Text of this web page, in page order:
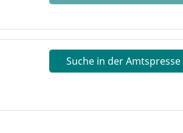
Suche in der Amtspresse